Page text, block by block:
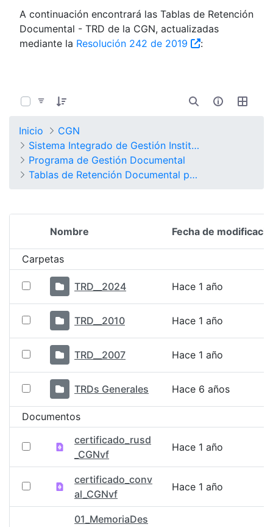
A continuación encontrará las Tablas de Retención
Documental - TRD de la CGN, actualizadas
mediante la Resolución 242 de 2019 :
Inicio
CGN
Sistema Integrado de Gestión Institucional
Programa de Gestión Documental
Tablas de Retención Documental por Procesos
Selección del elemento
Nombre Fecha de
Carpetas
TRD__2024 Hace 1 año
TRD__2010 Hace 1 año
TRD__2007 Hace 1 año
TRDs Generales Hace 6 años
Documentos
certificado_rusd
_CGNvf
Hace 1 año
certificado_conv
al_CGNvf
Hace 1 año
01_MemoriaDes